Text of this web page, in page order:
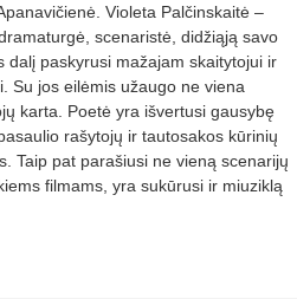
Violeta Palčinskaitė –
scenaristė, didžiąją savo
dalį paskyrusi mažajam skaitytojui ir
Su jos eilėmis užaugo ne viena
karta. Poetė yra išvertusi gausybę
rašytojų ir tautosakos kūrinių
Taip pat parašiusi ne vieną scenarijų
filmams, yra sukūrusi ir miuziklą